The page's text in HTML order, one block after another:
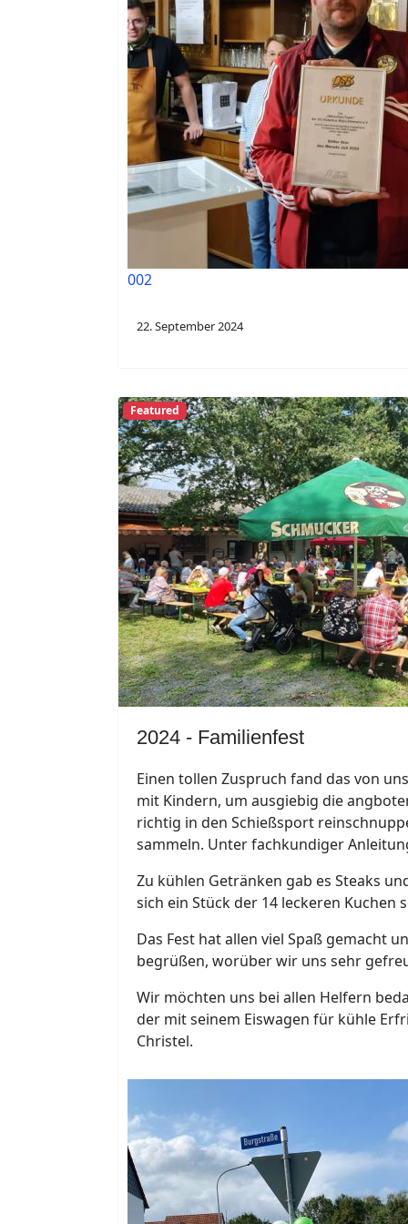
002
22. September 2024
Featured
2024 - Familienfest
Einen tollen Zuspruch fand das von
mit Kindern, um ausgiebig die
richtig in den Schießsport
sammeln. Unter fachkundiger
Zu kühlen Getränken gab es Steaks
sich ein Stück der 14 leckeren Kuchen
Das Fest hat allen viel Spaß gemacht
begrüßen, worüber wir uns sehr
Wir möchten uns bei allen Helfern
der mit seinem Eiswagen für kühle
Christel.